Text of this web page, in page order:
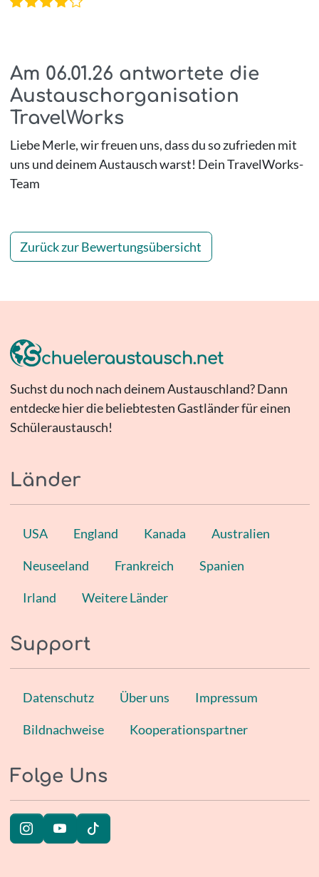
Am 06.01.26 antwortete die
Austauschorganisation
TravelWorks
Liebe Merle, wir freuen uns, dass du so zufrieden mit
uns und deinem Austausch warst! Dein TravelWorks-
Team
Zurück zur Bewertungsübersicht
Suchst du noch nach deinem Austauschland? Dann
entdecke hier die beliebtesten Gastländer für einen
Schüleraustausch!
Länder
USA England Kanada Australien
Neuseeland Frankreich Spanien
Irland Weitere Länder
Support
Datenschutz Über uns Impressum
Bildnachweise Kooperationspartner
Folge Uns